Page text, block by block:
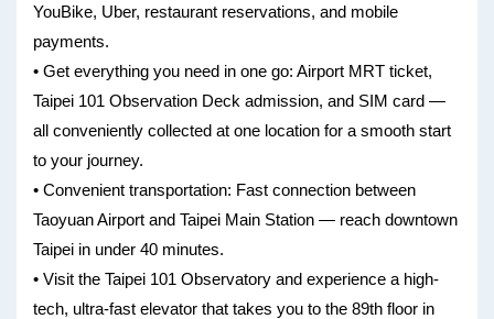
YouBike, Uber, restaurant reservations, and mobile
payments.
• Get everything you need in one go: Airport MRT ticket,
Taipei 101 Observation Deck admission, and SIM card —
all conveniently collected at one location for a smooth start
to your journey.
• Convenient transportation: Fast connection between
Taoyuan Airport and Taipei Main Station — reach downtown
Taipei in under 40 minutes.
• Visit the Taipei 101 Observatory and experience a high-
tech, ultra-fast elevator that takes you to the 89th floor in